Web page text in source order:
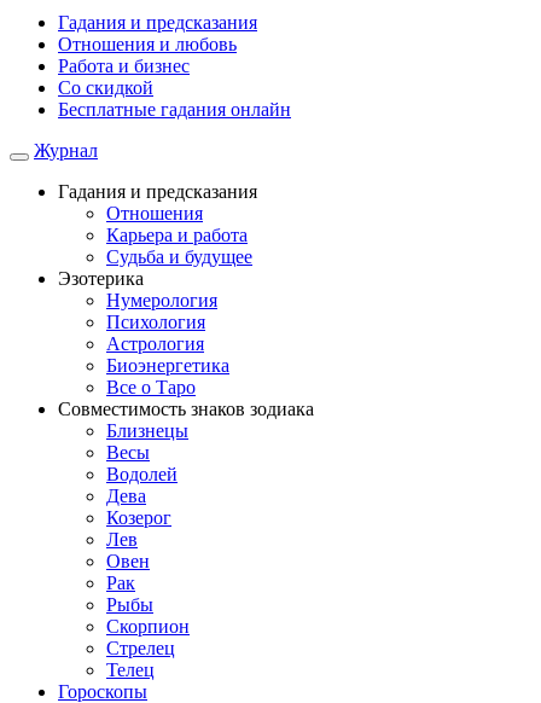
Гадания и предсказания
Отношения и любовь
Работа и бизнес
Со скидкой
Бесплатные гадания онлайн
Журнал
Гадания и предсказания
Отношения
Карьера и работа
Cудьба и будущее
Эзотерика
Нумерология
Психология
Астрология
Биоэнергетика
Все о Таро
Совместимость знаков зодиака
Близнецы
Весы
Водолей
Дева
Козерог
Лев
Овен
Рак
Рыбы
Скорпион
Стрелец
Телец
Гороскопы